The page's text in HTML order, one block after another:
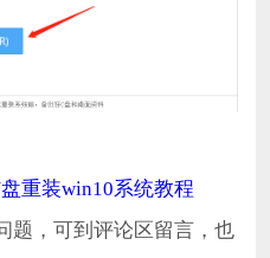
重装win10系统教程
，可到评论区留言，也